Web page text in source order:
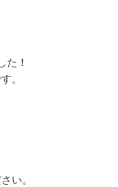
た！
。
い。